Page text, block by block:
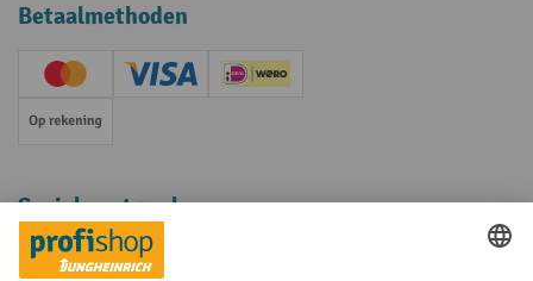
Betaalmethoden
Creditcard (Master)Creditcard (Visa)iDEAL | Wero
Op rekening
Sociale netwerken
Facebook
YouTube
LinkedInInstagram